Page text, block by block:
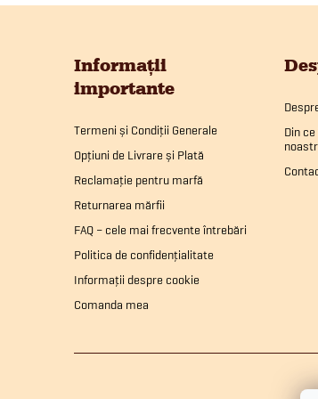
Informații
importante
Termeni și Condiții Generale
Opțiuni de Livrare și Plată
Reclamație pentru marfă
Returnarea mărfii
FAQ – cele mai frecvente întrebări
Politica de confidențialitate
Informații despre cookie
Comanda mea
Din